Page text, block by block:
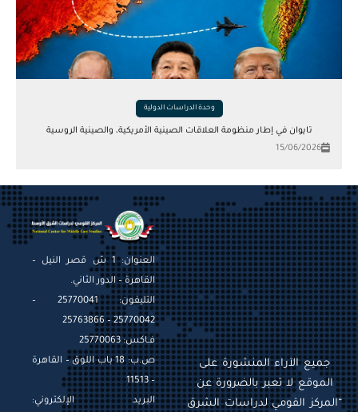
وحدة الدراسات الدولية
تايوان في إطار منظومة العلاقات الصينية الأمريكية، والصينية الروسية
15/06/2026
العنوان: 1 ش قصر النيل –
القاهرة – الدور الثاني.
التليفون: 25770041 –
25770042 – 25763866
فـاكس: 25770063
ص.ب: 18 باب اللوق – القاهرة
– 11513
البريد الإلكتروني:
جميع الآراء المنشورة على
الموقع لا تعبر بالضرورة عن
“المركز القومي لدراسات الشرق